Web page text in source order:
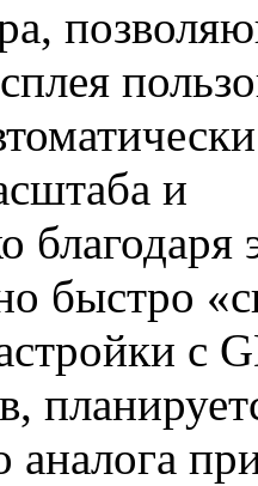
и
быстро
с
аналога